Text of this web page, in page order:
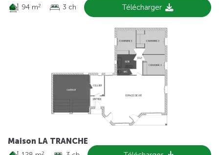
94 m2 3 ch Télécharger
Maison LA TRANCHE
2